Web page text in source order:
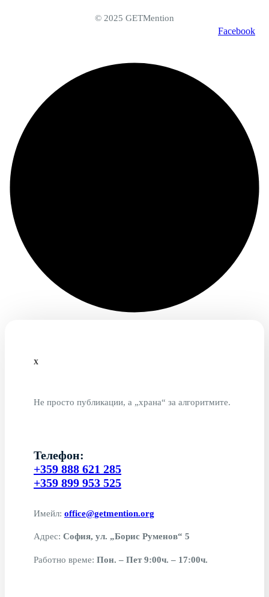
© 2025 GETMention
Facebook
x
Не просто публикации, а „храна“ за алгоритмите.
Телефон:
+359 888 621 285
+359 899 953 525
Имейл: office@getmention.org
Адрес: София, ул. „Борис Руменов“ 5
Работно време: Пон. – Пет 9:00ч. – 17:00ч.